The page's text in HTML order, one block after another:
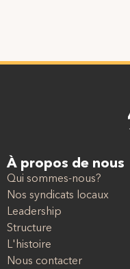
À propos de nous
Qui sommes-nous?
Nos syndicats locaux
Leadership
Structure
L'histoire
Nous contacter